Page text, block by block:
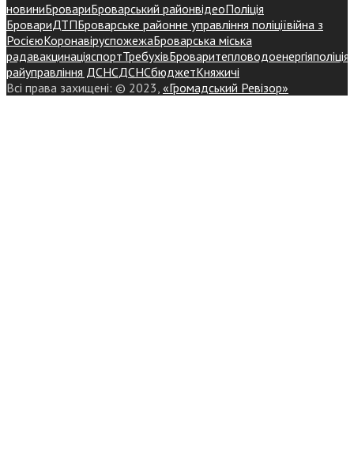
новиниБровариБроварський районвідеоПоліція
БровариДТПБроварське районне управління поліціївійна з
РосієюКоронавіруспожежаБроварська міська
радавакцинаціяспортТребухівБроваритепловодоенергіяполіція
райуправління ДСНСДСНСбюджетКняжичі
Всі права захищені: © 2023, «Громадський Ревізор»